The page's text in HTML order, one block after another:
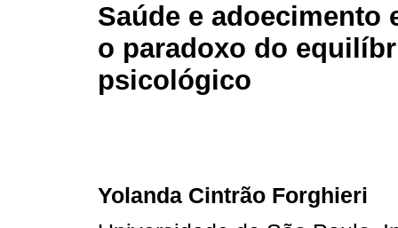
Saúde e adoecimento
o paradoxo do
psicológico
Yolanda Cintrão Forghieri